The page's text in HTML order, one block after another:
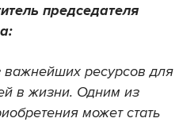
председателя
ресурсов для
в жизни. Одним из
может стать